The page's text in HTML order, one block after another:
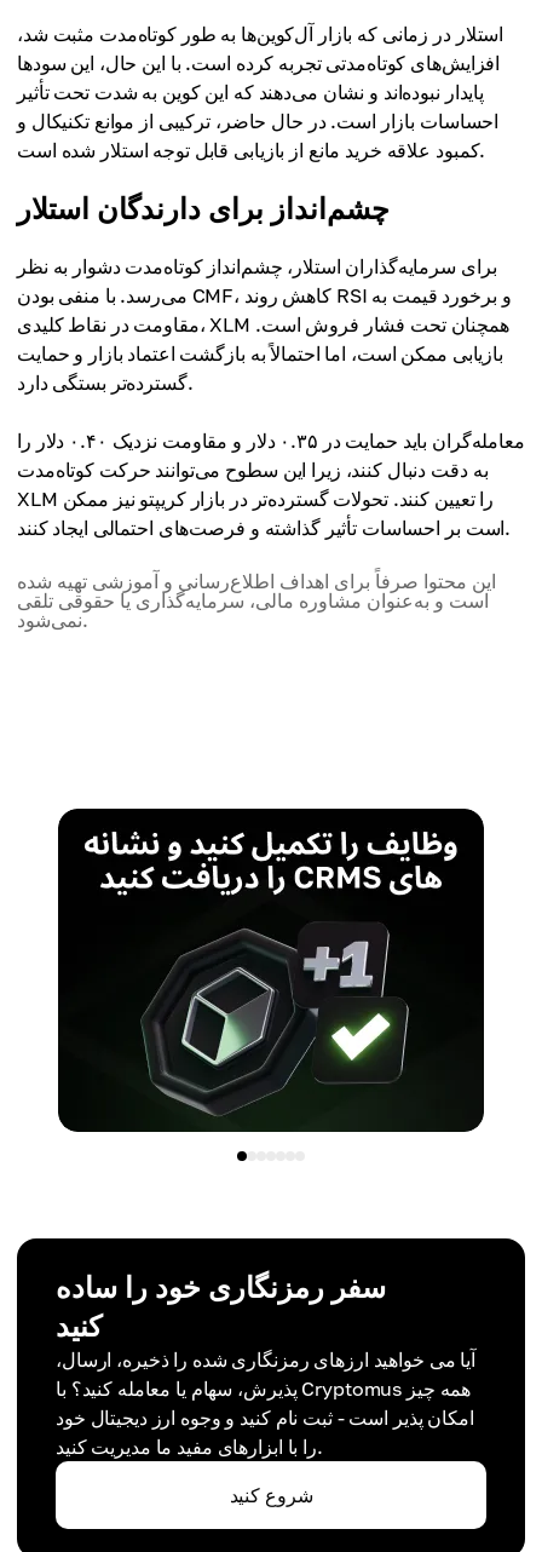
استلار در زمانی که بازار آل‌کوین‌ها به طور کوتاه‌مدت مثبت شد،
افزایش‌های کوتاه‌مدتی تجربه کرده است. با این حال، این سودها
پایدار نبوده‌اند و نشان می‌دهند که این کوین به شدت تحت تأثیر
احساسات بازار است. در حال حاضر، ترکیبی از موانع تکنیکال و
کمبود علاقه خرید مانع از بازیابی قابل توجه استلار شده است.
چشم‌انداز برای دارندگان استلار
برای سرمایه‌گذاران استلار، چشم‌انداز کوتاه‌مدت دشوار به نظر
می‌رسد. با منفی بودن CMF، کاهش روند RSI و برخورد قیمت به
مقاومت در نقاط کلیدی، XLM همچنان تحت فشار فروش است.
بازیابی ممکن است، اما احتمالاً به بازگشت اعتماد بازار و حمایت
گسترده‌تر بستگی دارد.
معامله‌گران باید حمایت در ۰.۳۵ دلار و مقاومت نزدیک ۰.۴۰ دلار را
به دقت دنبال کنند، زیرا این سطوح می‌توانند حرکت کوتاه‌مدت
XLM را تعیین کنند. تحولات گسترده‌تر در بازار کریپتو نیز ممکن
است بر احساسات تأثیر گذاشته و فرصت‌های احتمالی ایجاد کنند.
این محتوا صرفاً برای اهداف اطلاع‌رسانی و آموزشی تهیه شده
است و به‌عنوان مشاوره مالی، سرمایه‌گذاری یا حقوقی تلقی
نمی‌شود.
سفر رمزنگاری خود را ساده
کنید
آیا می خواهید ارزهای رمزنگاری شده را ذخیره، ارسال،
پذیرش، سهام یا معامله کنید؟ با Cryptomus همه چیز
امکان پذیر است - ثبت نام کنید و وجوه ارز دیجیتال خود
را با ابزارهای مفید ما مدیریت کنید.
شروع کنید